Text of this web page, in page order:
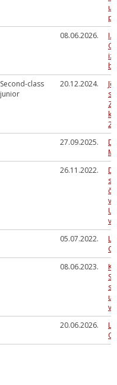
08.06.2026.
Second-class
junior
20.12.2024.
27.09.2025.
26.11.2022.
05.07.2022.
08.06.2023.
20.06.2026.